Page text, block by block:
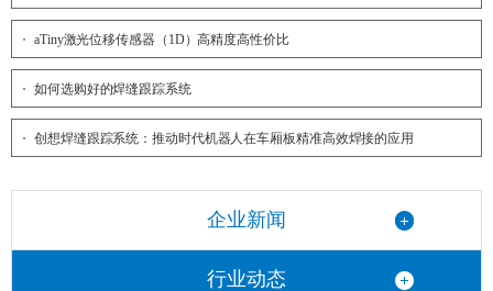
aTiny激光位移传感器（1D）高精度高性价比
如何选购好的焊缝跟踪系统
创想焊缝跟踪系统：推动时代机器人在车厢板精准高效焊接的应用
企业新闻
行业动态